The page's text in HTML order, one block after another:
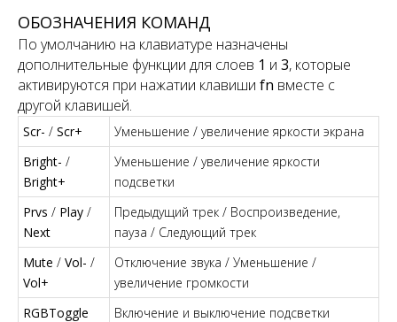
ОБОЗНАЧЕНИЯ КОМАНД
По умолчанию на клавиатуре назначены
дополнительные функции для слоев 1 и 3, которые
активируются при нажатии клавиши fn вместе с
другой клавишей.
Scr- / Scr+
Уменьшение / увеличение яркости экрана
Bright- /
Bright+
Уменьшение / увеличение яркости
подсветки
Prvs / Play /
Next
Предыдущий трек / Воспроизведение,
пауза / Следующий трек
Mute / Vol- /
Vol+
Отключение звука / Уменьшение /
увеличение громкости
RGBToggle
Включение и выключение подсветки